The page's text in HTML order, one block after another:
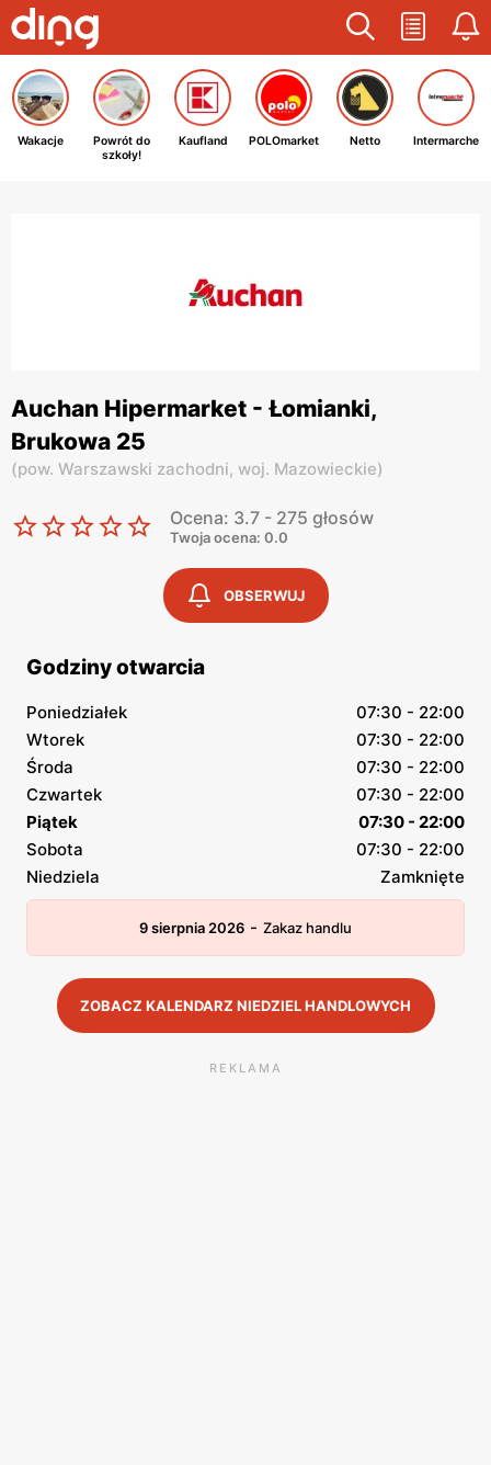
Wakacje
Powrót do
szkoły!
Kaufland POLOmarket Netto Intermarche
Auchan Hipermarket - Łomianki,
Brukowa 25
(pow. Warszawski zachodni, woj. Mazowieckie)
Ocena: 3.7 - 275 głosów
Twoja ocena: 0.0
OBSERWUJ
Godziny otwarcia
Poniedziałek
07:30 - 22:00
Wtorek
07:30 - 22:00
Środa
07:30 - 22:00
Czwartek
07:30 - 22:00
Piątek
07:30 - 22:00
Sobota
07:30 - 22:00
Niedziela
Zamknięte
9 sierpnia 2026 - Zakaz handlu
ZOBACZ KALENDARZ NIEDZIEL HANDLOWYCH
REKLAMA